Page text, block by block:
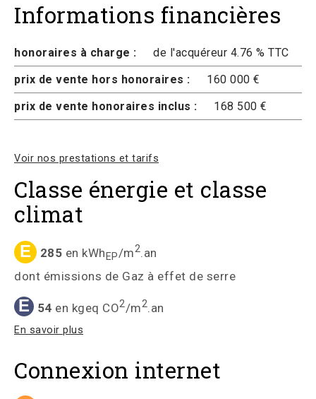
Informations financières
honoraires à charge :
de l'acquéreur 4.76 % TTC
prix de vente hors honoraires :
160 000 €
prix de vente honoraires inclus :
168 500 €
Voir nos prestations et tarifs
Classe énergie et classe
climat
E 285 en kWh EP/m2.an
dont émissions de Gaz à effet de serre
E 54 en kgeq CO2/m2.an
En savoir plus
Connexion internet